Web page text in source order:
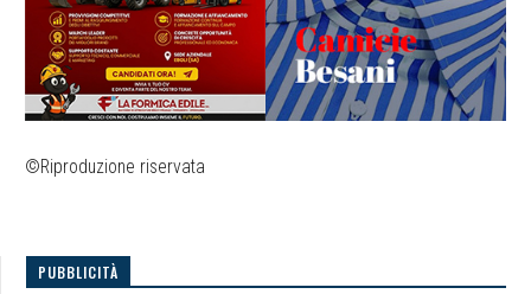
©Riproduzione riservata
PUBBLICITÀ